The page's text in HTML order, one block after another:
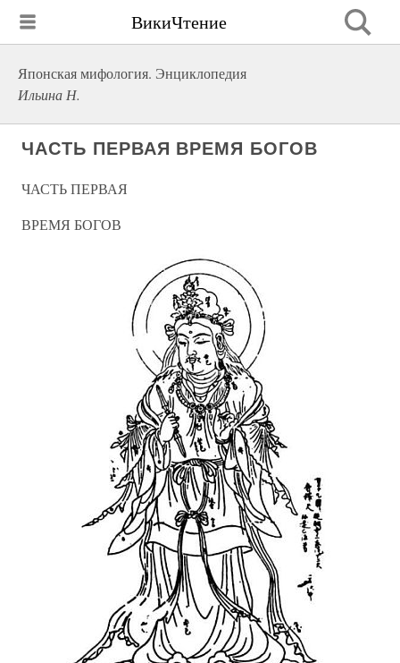
ВикиЧтение
Японская мифология. Энциклопедия
Ильина Н.
ЧАСТЬ ПЕРВАЯ ВРЕМЯ БОГОВ
ЧАСТЬ ПЕРВАЯ
ВРЕМЯ БОГОВ